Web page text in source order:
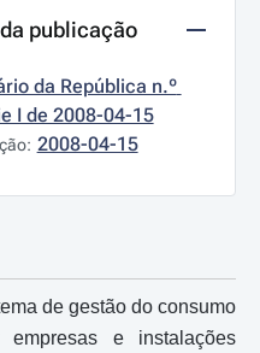
publicação
da República n.º
I de 2008-04-15
2008-04-15
de gestão do consumo
e instalações